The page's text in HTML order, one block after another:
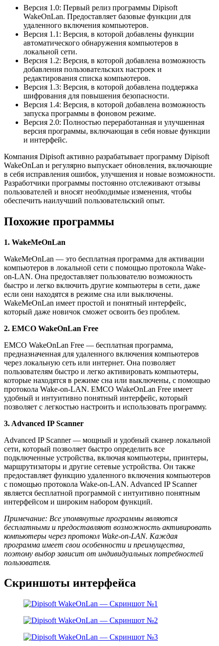
Версия 1.0: Первый релиз программы Dipisoft
WakeOnLan. Предоставляет базовые функции для
удаленного включения компьютеров.
Версия 1.1: Версия, в которой добавлены функции
автоматического обнаружения компьютеров в
локальной сети.
Версия 1.2: Версия, в которой добавлена возможность
добавления пользовательских настроек и
редактирования списка компьютеров.
Версия 1.3: Версия, в которой добавлена поддержка
шифрования для повышения безопасности.
Версия 1.4: Версия, в которой добавлена возможность
запуска программы в фоновом режиме.
Версия 2.0: Полностью переработанная и улучшенная
версия программы, включающая в себя новые функции
и интерфейс.
Компания Dipisoft активно разрабатывает программу Dipisoft
WakeOnLan и регулярно выпускает обновления, включающие
в себя исправления ошибок, улучшения и новые возможности.
Разработчики программы постоянно отслеживают отзывы
пользователей и вносят необходимые изменения, чтобы
обеспечить наилучший пользовательский опыт.
Похожие программы
1. WakeMeOnLan
WakeMeOnLan — это бесплатная программа для активации
компьютеров в локальной сети с помощью протокола Wake-
on-LAN. Она предоставляет пользователю возможность
быстро и легко включить другие компьютеры в сети, даже
если они находятся в режиме сна или выключены.
WakeMeOnLan имеет простой и понятный интерфейс,
который даже новичок сможет освоить без проблем.
2. EMCO WakeOnLan Free
EMCO WakeOnLan Free — бесплатная программа,
предназначенная для удаленного включения компьютеров
через локальную сеть или интернет. Она позволяет
пользователям быстро и легко активировать компьютеры,
которые находятся в режиме сна или выключены, с помощью
протокола Wake-on-LAN. EMCO WakeOnLan Free имеет
удобный и интуитивно понятный интерфейс, который
позволяет с легкостью настроить и использовать программу.
3. Advanced IP Scanner
Advanced IP Scanner — мощный и удобный сканер локальной
сети, который позволяет быстро определить все
подключенные устройства, включая компьютеры, принтеры,
маршрутизаторы и другие сетевые устройства. Он также
предоставляет функцию удаленного включения компьютеров
с помощью протокола Wake-on-LAN. Advanced IP Scanner
является бесплатной программой с интуитивно понятным
интерфейсом и широким набором функций.
Примечание: Все упомянутые программы являются
бесплатными и предоставляют возможность активировать
компьютеры через протокол Wake-on-LAN. Каждая
программа имеет свои особенности и преимущества,
поэтому выбор зависит от индивидуальных потребностей
пользователя.
Скриншоты интерфейса